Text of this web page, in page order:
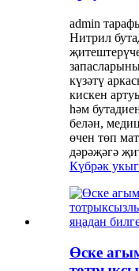
admin
Нитрил
күзәтү
кискен
һәм
белән,
өчен төп
дәрәҗәгә
Күбрәк
Өске